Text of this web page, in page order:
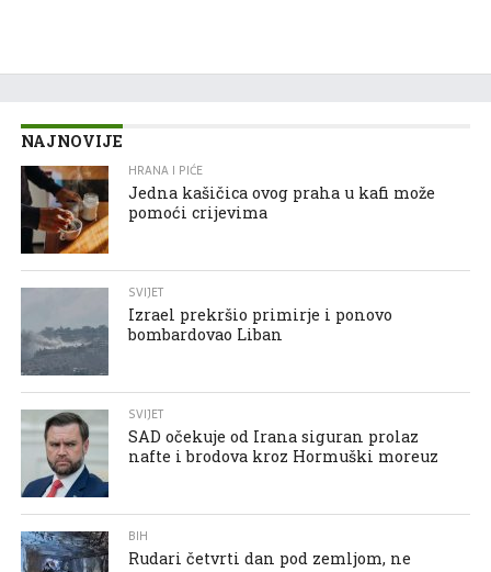
NAJNOVIJE
HRANA I PIĆE
Jedna kašičica ovog praha u kafi može
pomoći crijevima
SVIJET
Izrael prekršio primirje i ponovo
bombardovao Liban
SVIJET
SAD očekuje od Irana siguran prolaz
nafte i brodova kroz Hormuški moreuz
BIH
Rudari četvrti dan pod zemljom, ne